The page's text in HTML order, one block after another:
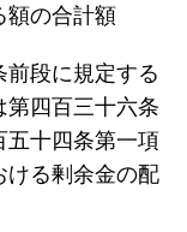
額の合計額
段に規定する
第四百三十六条
五十四条第一項
ける剰余金の配